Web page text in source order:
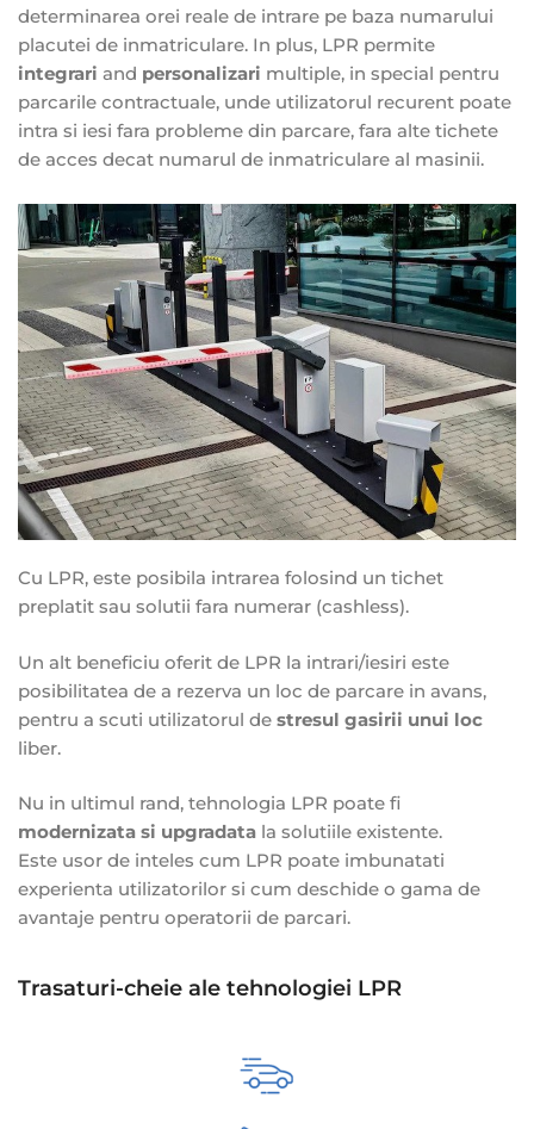
determinarea orei reale de intrare pe baza numarului
placutei de inmatriculare. In plus, LPR permite
integrari and personalizari multiple, in special pentru
parcarile contractuale, unde utilizatorul recurent poate
intra si iesi fara probleme din parcare, fara alte tichete
de acces decat numarul de inmatriculare al masinii.
Cu LPR, este posibila intrarea folosind un tichet
preplatit sau solutii fara numerar (cashless).
Un alt beneficiu oferit de LPR la intrari/iesiri este
posibilitatea de a rezerva un loc de parcare in avans,
pentru a scuti utilizatorul de stresul gasirii unui loc
liber.
Nu in ultimul rand, tehnologia LPR poate fi
modernizata si upgradata la solutiile existente.
Este usor de inteles cum LPR poate imbunatati
experienta utilizatorilor si cum deschide o gama de
avantaje pentru operatorii de parcari.
Trasaturi-cheie ale tehnologiei LPR